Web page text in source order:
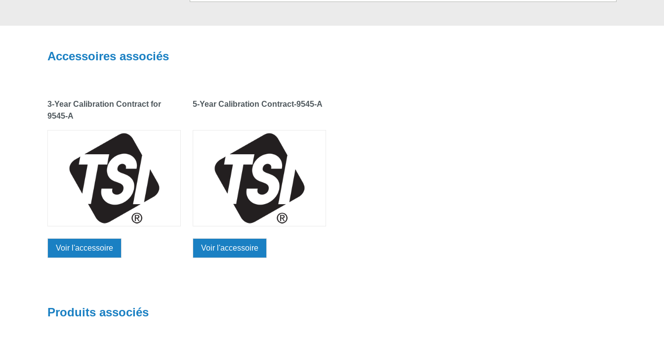
Accessoires associés
3-Year Calibration Contract for
9545-A
Voir l'accessoire
5-Year Calibration Contract-9545-A
Voir l'accessoire
Produits associés